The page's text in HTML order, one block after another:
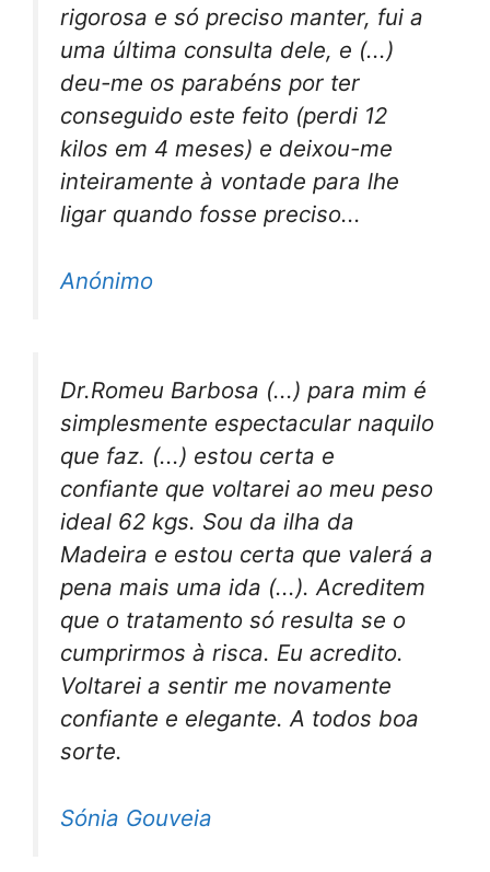
rigorosa e só preciso manter, fui a
uma última consulta dele, e (...)
deu-me os parabéns por ter
conseguido este feito (perdi 12
kilos em 4 meses) e deixou-me
inteiramente à vontade para lhe
ligar quando fosse preciso...
Anónimo
Dr.Romeu Barbosa (...) para mim é
simplesmente espectacular naquilo
que faz. (...) estou certa e
confiante que voltarei ao meu peso
ideal 62 kgs. Sou da ilha da
Madeira e estou certa que valerá a
pena mais uma ida (...). Acreditem
que o tratamento só resulta se o
cumprirmos à risca. Eu acredito.
Voltarei a sentir me novamente
confiante e elegante. A todos boa
sorte.
Sónia Gouveia